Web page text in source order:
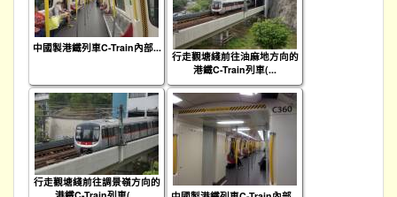
中國製港鐵列車C-Train內部...
行走觀塘綫前往油麻地方向的
港鐵C-Train列車(...
行走觀塘綫前往調景嶺方向的